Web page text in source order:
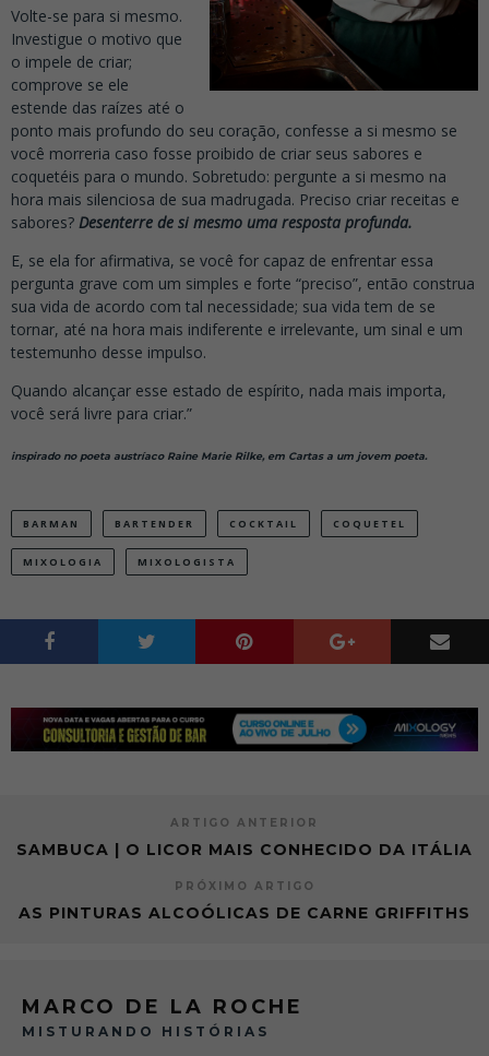
Volte-se para si mesmo.
Investigue o motivo que
o impele de criar;
comprove se ele
estende das raízes até o
ponto mais profundo do seu coração, confesse a si mesmo se
você morreria caso fosse proibido de criar seus sabores e
coquetéis para o mundo. Sobretudo: pergunte a si mesmo na
hora mais silenciosa de sua madrugada. Preciso criar receitas e
sabores? Desenterre de si mesmo uma resposta profunda.
E, se ela for afirmativa, se você for capaz de enfrentar essa
pergunta grave com um simples e forte “preciso”, então construa
sua vida de acordo com tal necessidade; sua vida tem de se
tornar, até na hora mais indiferente e irrelevante, um sinal e um
testemunho desse impulso.
Quando alcançar esse estado de espírito, nada mais importa,
você será livre para criar.”
inspirado no poeta austríaco Raine Marie Rilke, em Cartas a um jovem poeta.
BARMAN BARTENDER COCKTAIL COQUETEL
MIXOLOGIA MIXOLOGISTA
ARTIGO ANTERIOR
SAMBUCA | O LICOR MAIS CONHECIDO DA ITÁLIA
PRÓXIMO ARTIGO
AS PINTURAS ALCOÓLICAS DE CARNE GRIFFITHS
MARCO DE LA ROCHE
MISTURANDO HISTÓRIAS